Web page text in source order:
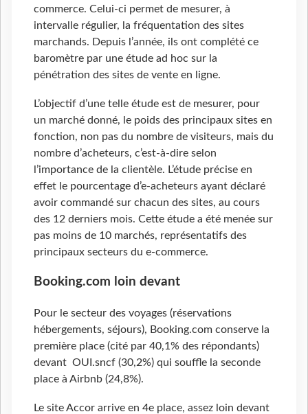
commerce. Celui-ci permet de mesurer, à
intervalle régulier, la fréquentation des sites
marchands. Depuis l’année, ils ont complété ce
baromètre par une étude ad hoc sur la
pénétration des sites de vente en ligne.
L’objectif d’une telle étude est de mesurer, pour
un marché donné, le poids des principaux sites en
fonction, non pas du nombre de visiteurs, mais du
nombre d’acheteurs, c’est-à-dire selon
l’importance de la clientèle. L’étude précise en
effet le pourcentage d’e-acheteurs ayant déclaré
avoir commandé sur chacun des sites, au cours
des 12 derniers mois. Cette étude a été menée sur
pas moins de 10 marchés, représentatifs des
principaux secteurs du e-commerce.
Booking.com loin devant
Pour le secteur des voyages (réservations
hébergements, séjours), Booking.com conserve la
première place (cité par 40,1% des répondants)
devant OUI.sncf (30,2%) qui souffle la seconde
place à Airbnb (24,8%).
Le site Accor arrive en 4e place, assez loin devant